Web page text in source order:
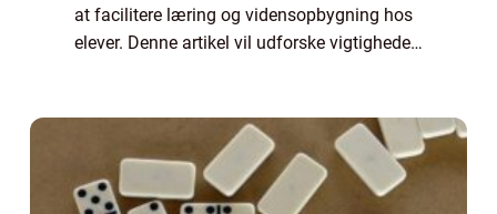
at facilitere læring og vidensopbygning hos
elever. Denne artikel vil udforske vigtigheden